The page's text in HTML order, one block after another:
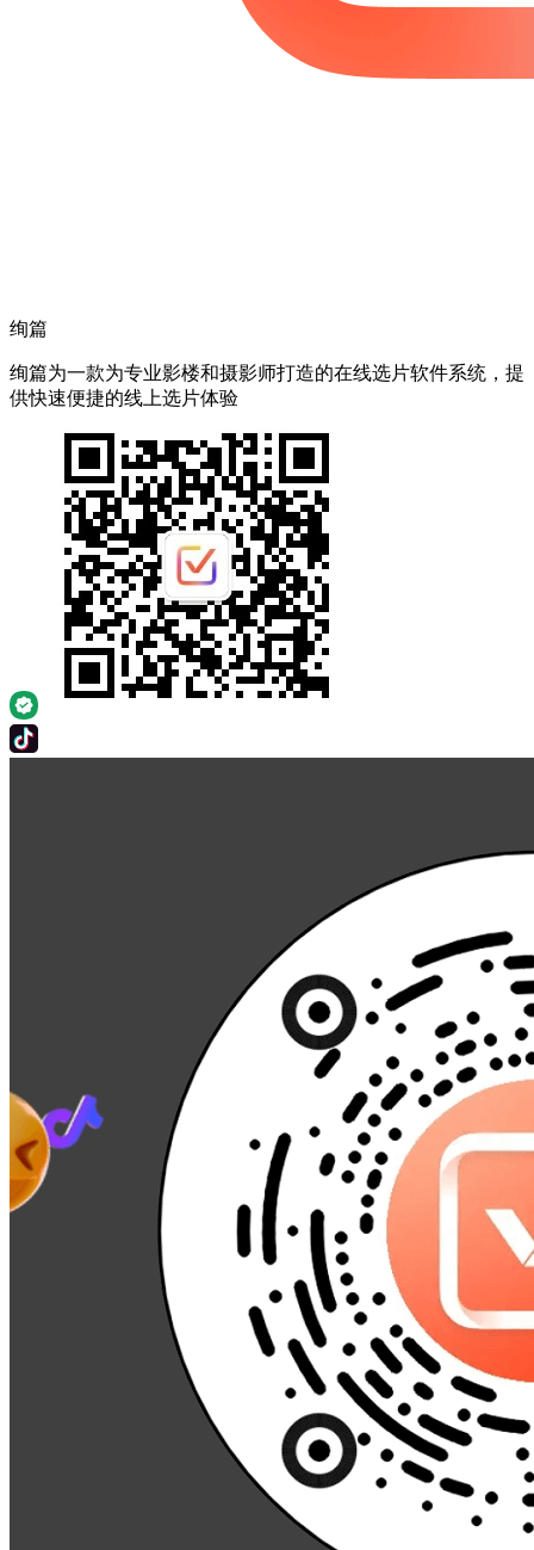
绚篇
绚篇为一款为专业影楼和摄影师打造的在线选片软件系统，提
供快速便捷的线上选片体验